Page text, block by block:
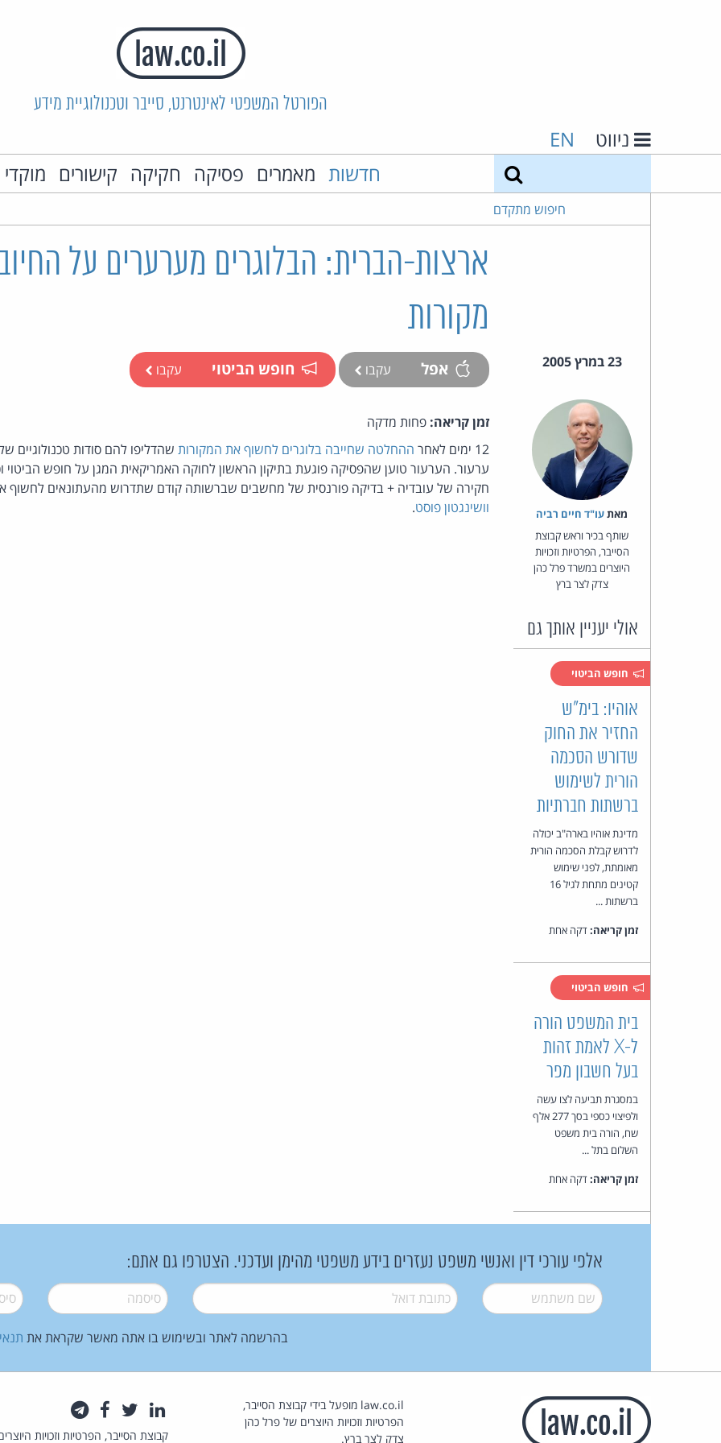
הפורטל המשפטי לאינטרנט, סייבר וטכנולוגיית מידע
ניווט EN
חדשות מאמרים פסיקה חקיקה קישורים
חיפוש מתקדם
ארצות-הברית: הבלוגרים מערערים על
מקורות
23 במרץ 2005 אפל עקבו חופש הביטוי עקבו
מאת‏עו"ד חיים רביה
שותף בכיר וראש קבוצת
הסייבר, הפרטיות וזכויות
היוצרים במשרד פרל כהן
צדק לצר ברץ
אולי יעניין אותך גם
חופש הביטוי
אוהיו: בימ"ש
החזיר את החוק
שדורש הסכמה
הורית לשימוש
ברשתות חברתיות
מדינת אוהיו בארה"ב יכולה
לדרוש קבלת הסכמה הורית
מאומתת, לפני שימוש
קטינים מתחת לגיל 16
ברשתות ...
זמן קריאה:דקה אחת
חופש הביטוי
בית המשפט הורה
ל-X לאמת זהות
בעל חשבון מפר
במסגרת תביעה לצו עשה
ולפיצוי כספי בסך 277 אלף
שח, הורה בית משפט
השלום בתל ...
זמן קריאה:דקה אחת
זמן קריאה: פחות מדקה
12 ימים לאחר ההחלטה שחייבה בלוגרים לחשוף את המקורות
חקירה של עובדיה + בדיקה פורנסית של מחשבים שברשותה קודם שתדרוש מהעתונאים לחשוף
וושינגטון פוסט.
אלפי עורכי דין ואנשי משפט נעזרים בידע משפטי מהימן ועדכני. הצטרפו גם אתם:
שם משתמש* דואל* סיסמה*
בהרשמה לאתר ובשימוש בו אתה מאשר שקראת את
law.co.il מופעל בידי קבוצת הסייבר,
הפרטיות וזכויות היוצרים של פרל כהן
צדק לצר ברץ.
לינקדאין
טוויטרפייסבוק
קבוצת הסייבר, הפרטיות וזכויות